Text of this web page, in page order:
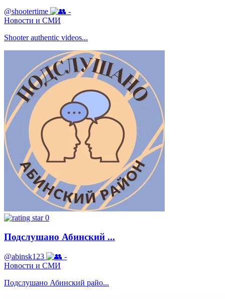
@shootertime
-
Новости и СМИ
Shooter authentic videos...
0
Подслушано Абинский ...
@abinsk123
-
Новости и СМИ
Подслушано Абинский райо...